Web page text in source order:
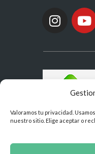
Valoramos tu privacidad.
nuestro sitio. Elige aceptar o